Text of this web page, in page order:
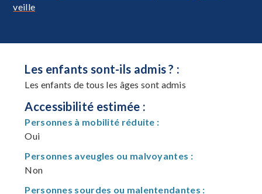
veille
Les enfants sont-ils admis ? :
Les enfants de tous les âges sont admis
Accessibilité estimée :
Personnes à mobilité réduite :
Oui
Personnes aveugles ou malvoyantes :
Non
Personnes sourdes ou malentendantes :